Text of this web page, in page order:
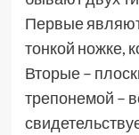
Первые
тонкой ножке,
Вторые –
трепонемой –